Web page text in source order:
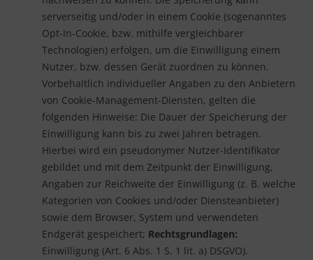
serverseitig und/oder in einem Cookie (sogenanntes
Opt-In-Cookie, bzw. mithilfe vergleichbarer
Technologien) erfolgen, um die Einwilligung einem
Nutzer, bzw. dessen Gerät zuordnen zu können.
Vorbehaltlich individueller Angaben zu den Anbietern
von Cookie-Management-Diensten, gelten die
folgenden Hinweise: Die Dauer der Speicherung der
Einwilligung kann bis zu zwei Jahren betragen.
Hierbei wird ein pseudonymer Nutzer-Identifikator
gebildet und mit dem Zeitpunkt der Einwilligung,
Angaben zur Reichweite der Einwilligung (z. B. welche
Kategorien von Cookies und/oder Diensteanbieter)
sowie dem Browser, System und verwendeten
Endgerät gespeichert; Rechtsgrundlagen:
Einwilligung (Art. 6 Abs. 1 S. 1 lit. a) DSGVO).